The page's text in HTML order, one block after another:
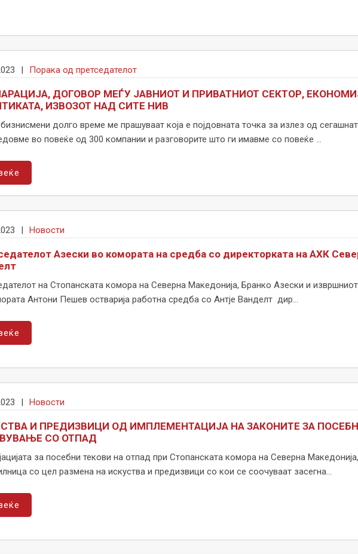
| Порака од претседателот
ДОГОВОР МЕЃУ ЈАВНИОТ И ПРИВАТНИОТ СЕКТОР,
ИЗВОЗОТ НАД СИТЕ НИВ
долго време ме прашуваат која е појдовната точка за излез од
во повеќе од 300 компании и разговорите што ги имавме со повеќе ...
| Новости
Азески во комората на средба со директорката на AХК
на Стопанската комора на Северна Македонија, Бранко Азески и
Антони Пешев остварија работна средба со Антје Ванделт дир...
Новости
И ПРЕДИЗВИЦИ ОД ИМПЛЕМЕНТАЦИЈА НА ЗАКОНИТЕ ЗА
СО ОТПАД
за посебни текови на отпад при Стопанската комора на Северна
со цел размена на искуства и предизвици со кои се соочуваат засегна...